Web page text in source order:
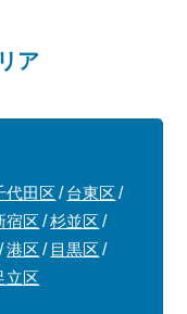
ア
代田区
台東区
宿区
杉並区
港区
目黒区
立区